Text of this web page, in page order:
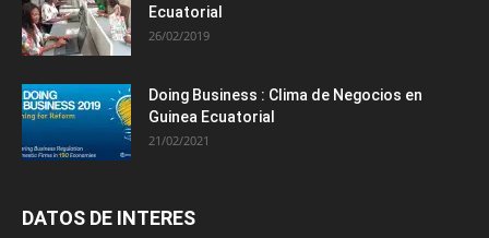
Ecuatorial
26/02/2019
Doing Business : Clima de Negocios en
Guinea Ecuatorial
21/02/2021
DATOS DE INTERES